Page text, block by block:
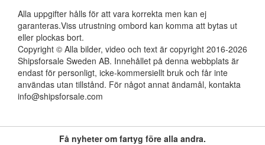
Alla uppgifter hålls för att vara korrekta men kan ej
garanteras.Viss utrustning ombord kan komma att bytas ut
eller plockas bort.
Copyright © Alla bilder, video och text är copyright 2016-2026
Shipsforsale Sweden AB. Innehållet på denna webbplats är
endast för personligt, icke-kommersiellt bruk och får inte
användas utan tillstånd. För något annat ändamål, kontakta
info@shipsforsale.com
Få nyheter om fartyg före alla andra.